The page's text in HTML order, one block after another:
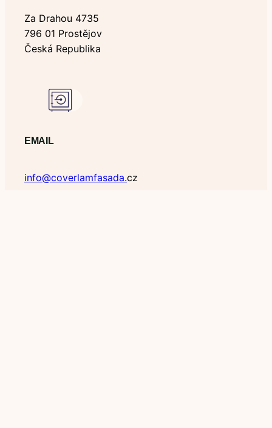
Za Drahou 4735
796 01 Prostějov
Česká Republika
EMAIL
info@coverlamfasada.cz